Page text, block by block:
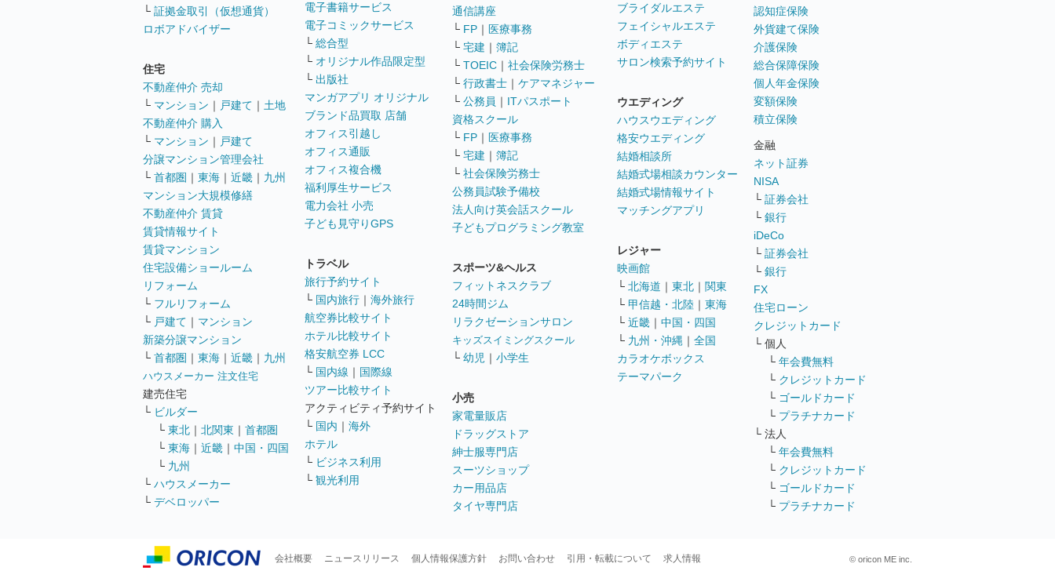
└ 証拠金取引（仮想通貨）
ロボアドバイザー
住宅
不動産仲介 売却
└ マンション ｜ 戸建て ｜ 土地
不動産仲介 購入
└ マンション ｜ 戸建て
分譲マンション管理会社
└ 首都圏 ｜ 東海 ｜ 近畿 ｜ 九州
マンション大規模修繕
不動産仲介 賃貸
賃貸情報サイト
賃貸マンション
住宅設備ショールーム
リフォーム
└ フルリフォーム
└ 戸建て ｜ マンション
新築分譲マンション
└ 首都圏 ｜ 東海 ｜ 近畿 ｜ 九州
ハウスメーカー 注文住宅
建売住宅
└ ビルダー
└ 東北 ｜ 北関東 ｜ 首都圏
└ 東海 ｜ 近畿 ｜ 中国・四国
└ 九州
└ ハウスメーカー
└ デベロッパー
電子書籍サービス
電子コミックサービス
└ 総合型
└ オリジナル作品限定型
└ 出版社
マンガアプリ オリジナル
ブランド品買取 店舗
オフィス引越し
オフィス通販
オフィス複合機
福利厚生サービス
電力会社 小売
子ども見守りGPS
トラベル
旅行予約サイト
└ 国内旅行 ｜ 海外旅行
航空券比較サイト
ホテル比較サイト
格安航空券 LCC
└ 国内線 ｜ 国際線
ツアー比較サイト
アクティビティ予約サイト
└ 国内 ｜ 海外
ホテル
└ ビジネス利用
└ 観光利用
通信講座
└ FP ｜ 医療事務
└ 宅建 ｜ 簿記
└ TOEIC ｜ 社会保険労務士
└ 行政書士 ｜ ケアマネジャー
└ 公務員 ｜ ITパスポート
資格スクール
└ FP ｜ 医療事務
└ 宅建 ｜ 簿記
└ 社会保険労務士
公務員試験予備校
法人向け英会話スクール
子どもプログラミング教室
スポーツ&ヘルス
フィットネスクラブ
24時間ジム
リラクゼーションサロン
キッズスイミングスクール
└ 幼児 ｜ 小学生
小売
家電量販店
ドラッグストア
紳士服専門店
スーツショップ
カー用品店
タイヤ専門店
ブライダルエステ
フェイシャルエステ
ボディエステ
サロン検索予約サイト
ウエディング
ハウスウエディング
格安ウエディング
結婚相談所
結婚式場相談カウンター
結婚式場情報サイト
マッチングアプリ
レジャー
映画館
└ 北海道 ｜ 東北 ｜ 関東
└ 甲信越・北陸 ｜ 東海
└ 近畿 ｜ 中国・四国
└ 九州・沖縄 ｜ 全国
カラオケボックス
テーマパーク
認知症保険
外貨建て保険
介護保険
総合保障保険
個人年金保険
変額保険
積立保険
金融
ネット証券
NISA
└ 証券会社
└ 銀行
iDeCo
└ 証券会社
└ 銀行
FX
住宅ローン
クレジットカード
└ 個人
└ 年会費無料
└ クレジットカード
└ ゴールドカード
└ プラチナカード
└ 法人
└ 年会費無料
└ クレジットカード
└ ゴールドカード
└ プラチナカード
会社概要 ニュースリリース 個人情報保護方針 お問い合わせ 引用・転載について 求人情報 © oricon ME inc.